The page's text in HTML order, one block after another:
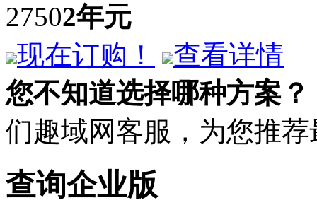
27502年元
现在订购！
查看详情
您不知道选择哪种方案？
们趣域网客服，为您推
查询企业版